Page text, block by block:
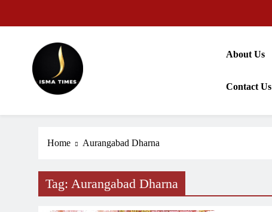
ISMA TIMES NEWS
About Us
Contact Us
Home Aurangabad Dharna
Tag: Aurangabad Dharna